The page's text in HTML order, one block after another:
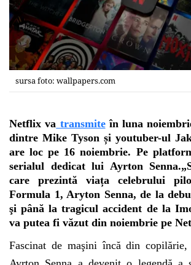
sursa foto: wallpapers.com
Netflix va transmiteîn luna
dintre Mike Tyson și youtuber-ul
are loc pe 16 noiembrie. Pe
serialul dedicat lui Ayrton
care prezintă viața celebrului
Formula 1, Aryton Senna, de la
şi până la tragicul accident de la
va putea fi văzut din noiembrie pe
Fascinat de maşini încă din